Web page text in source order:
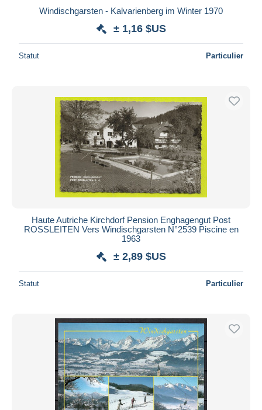
Windischgarsten - Kalvarienberg im Winter 1970
± 1,16 $US
Statut Particulier
Haute Autriche Kirchdorf Pension Enghagengut Post
ROSSLEITEN Vers Windischgarsten N°2539 Piscine en
1963
± 2,89 $US
Statut Particulier